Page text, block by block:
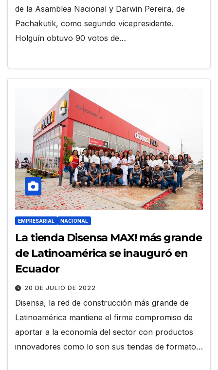
de la Asamblea Nacional y Darwin Pereira, de
Pachakutik, como segundo vicepresidente.
Holguín obtuvo 90 votos de…
EMPRESARIAL NACIONAL
La tienda Disensa MAX! más grande
de Latinoamérica se inauguró en
Ecuador
20 DE JULIO DE 2022
Disensa, la red de construcción más grande de
Latinoamérica mantiene el firme compromiso de
aportar a la economía del sector con productos
innovadores como lo son sus tiendas de formato…